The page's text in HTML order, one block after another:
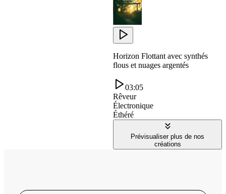
Horizon Flottant avec synthés
flous et nuages argentés
03:05
Rêveur
Électronique
Éthéré
Prévisualiser plus de nos
créations